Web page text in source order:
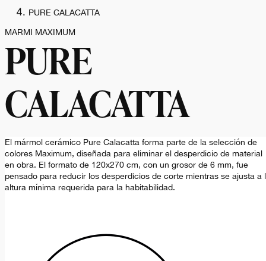
PURE CALACATTA
MARMI MAXIMUM
PURE
CALACATTA
El mármol cerámico Pure Calacatta forma parte de la selección de
colores Maximum, diseñada para eliminar el desperdicio de material
en obra. El formato de 120x270 cm, con un grosor de 6 mm, fue
pensado para reducir los desperdicios de corte mientras se ajusta a
altura mínima requerida para la habitabilidad.